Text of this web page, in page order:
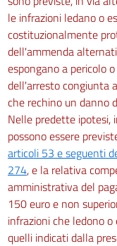
le infrazioni ledano o
costituzionalmente
dell'ammenda
espongano a pericolo
dell'arresto congiunta
che rechino un danno
Nelle predette ipotesi,
possono essere
articoli 53 e seguenti
274, e la relativa
amministrativa del
150 euro e non
infrazioni che ledono
quelli indicati dalla